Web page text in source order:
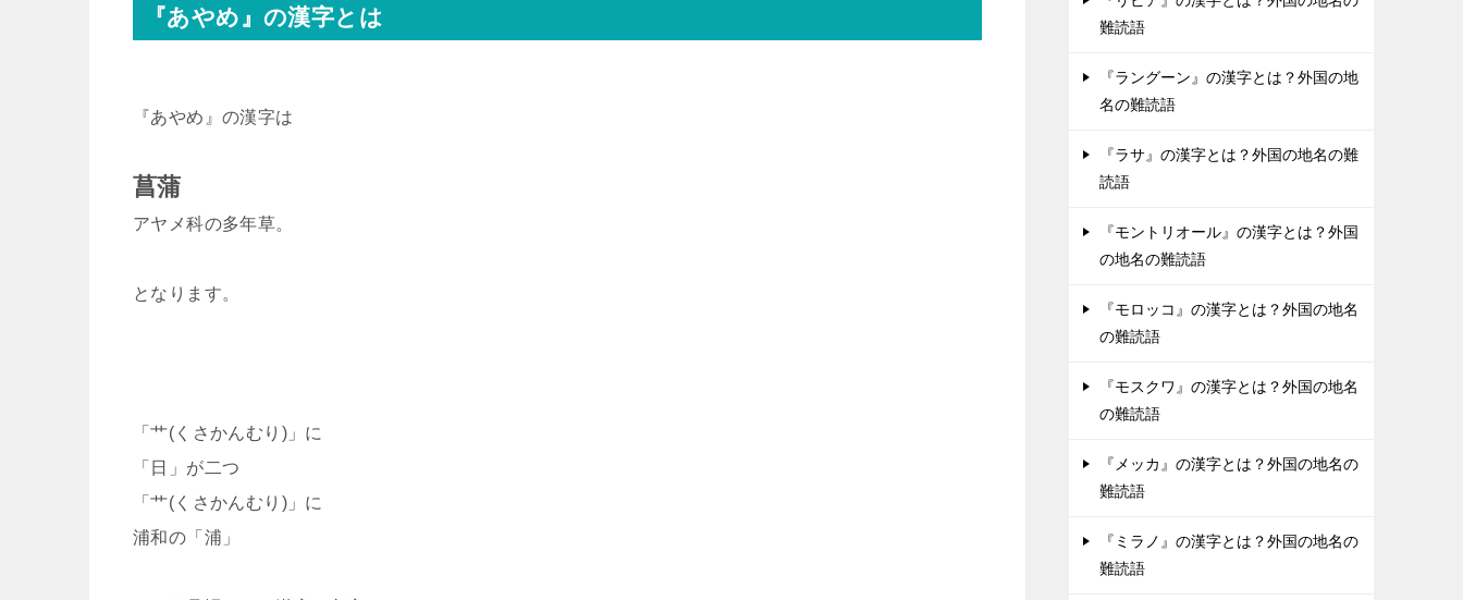
『あやめ』の漢字とは
『あやめ』の漢字は
菖蒲
アヤメ科の多年草。
となります。
「艹(くさかんむり)」に
「日」が二つ
「艹(くさかんむり)」に
浦和の「浦」
難読語
『ラングーン』の漢字とは？外国の地
名の難読語
『ラサ』の漢字とは？外国の地名の難
読語
『モントリオール』の漢字とは？外国
の地名の難読語
『モロッコ』の漢字とは？外国の地名
の難読語
『モスクワ』の漢字とは？外国の地名
の難読語
『メッカ』の漢字とは？外国の地名の
難読語
『ミラノ』の漢字とは？外国の地名の
難読語